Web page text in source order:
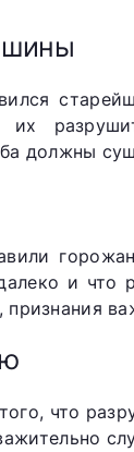
их
должны
и что
что